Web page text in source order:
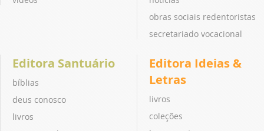
obras sociais redentoristas
secretariado vocacional
Editora Santuário
bíblias
deus conosco
livros
Editora Ideias &
Letras
livros
coleções